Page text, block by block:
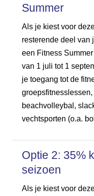
Summer
Als je kiest voor
resterende deel van
een Fitness
van 1 juli tot 1
je toegang tot de
beachvolleybal,
vechtsporten (o.a.
Optie 2: 35%
seizoen
Als je kiest voor